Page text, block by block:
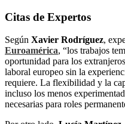
Citas de Expertos
Según Xavier Rodríguez,
Euroamérica, “los trabajos
oportunidad para los
laboral europeo sin la
requiere. La flexibilidad y la
incluso los menos
necesarias para roles